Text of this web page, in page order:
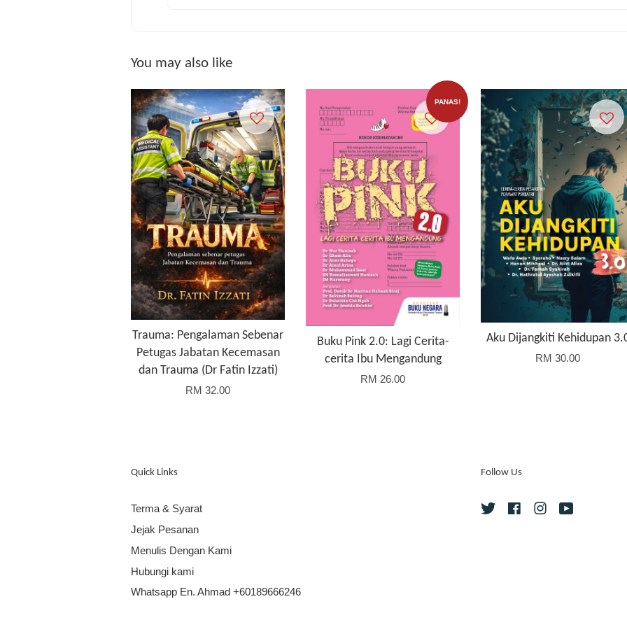
You may also like
Trauma: Pengalaman Sebenar
Petugas Jabatan Kecemasan
dan Trauma (Dr Fatin Izzati)
RM 32.00
PANAS!
Buku Pink 2.0: Lagi Cerita-
cerita Ibu Mengandung
RM 26.00
Aku Dijangkiti Kehidupan
RM 30.00
Quick Links
Terma & Syarat
Jejak Pesanan
Menulis Dengan Kami
Hubungi kami
Whatsapp En. Ahmad +60189666246
Follow Us
Twitter FacebookInstagram